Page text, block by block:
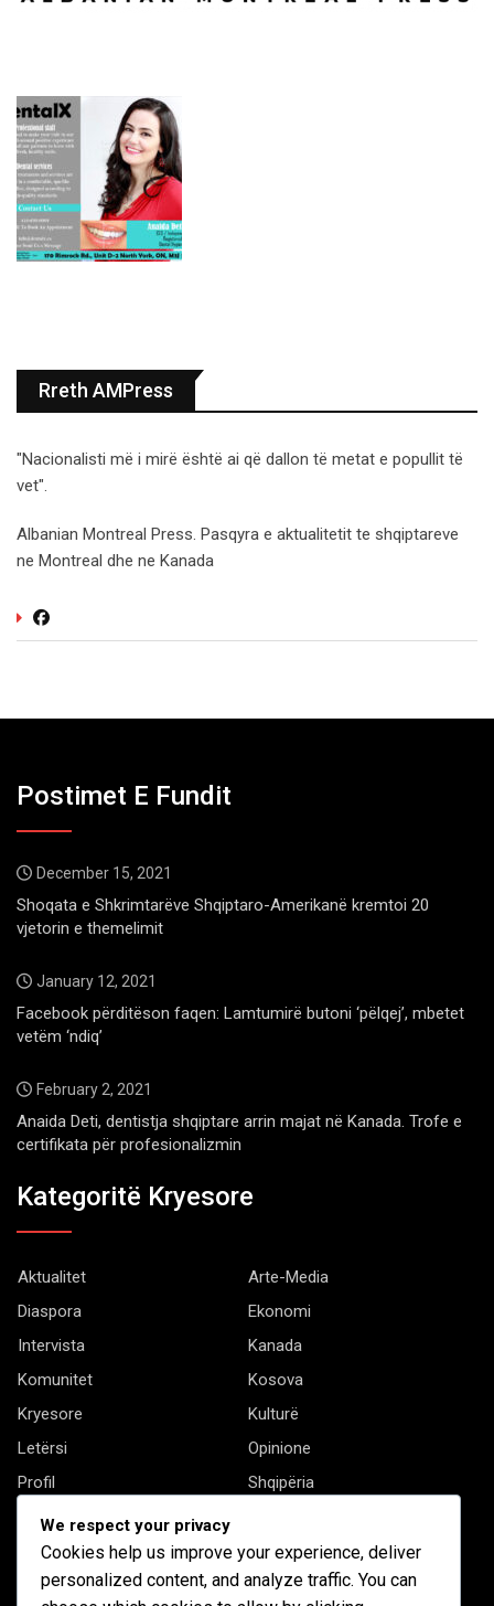
Rreth AMPress
"Nacionalisti më i mirë është ai që dallon të metat e popullit të
vet".
Albanian Montreal Press. Pasqyra e aktualitetit te shqiptareve
ne Montreal dhe ne Kanada
Postimet E Fundit
December 15, 2021
Shoqata e Shkrimtarëve Shqiptaro-Amerikanë kremtoi 20
vjetorin e themelimit
January 12, 2021
Facebook përditëson faqen: Lamtumirë butoni ‘pëlqej’, mbetet
vetëm ‘ndiq’
February 2, 2021
Anaida Deti, dentistja shqiptare arrin majat në Kanada. Trofe e
certifikata për profesionalizmin
Kategoritë Kryesore
Aktualitet
Arte-Media
Diaspora
Ekonomi
Intervista
Kanada
Komunitet
Kosova
Kryesore
Kulturë
Letërsi
Opinione
Profil
Shqipëria
Shqiptarët në biznes
Të tjera
We respect your privacy
Cookies help us improve your experience, deliver
personalized content, and analyze traffic. You can